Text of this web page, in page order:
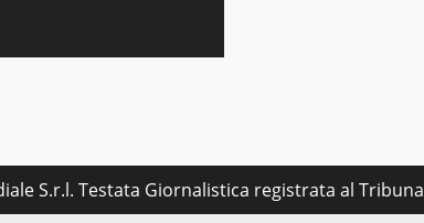
S.r.l. Testata Giornalistica registrata al